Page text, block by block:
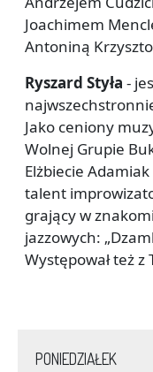
Joachimem
Antoniną
Ryszard Styła -
Jako ceniony
Wolnej Grupie
Elżbiecie
talent
grający w
jazzowych:
Występował też z
PONIEDZIAŁEK